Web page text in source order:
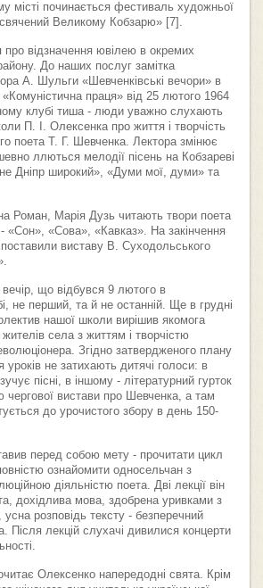
місті починається фестиваль художньої
Великому Кобзарю» [7].
відзначення ювілею в окремих
До наших послуг замітка
А. Шульги «Шевченківські вечори» в
«Комуністична праця» від 25 лютого 1964
клубі тиша - люди уважно слухають
П. І. Олексенка про життя і творчість
поета Т. Г. Шевченка. Лектора змінює
ллються мелодії пісень на Кобзареві
Дніпр широкий», «Думи мої, думи» та
Роман, Марія Дузь читають твори поета
- «Сон», «Сова», «Кавказ». На закінчення
виставу В. Суходольського
що відбувся 9 лютого в
не перший, та й не останній. Ще в грудні
нашої школи вирішив якомога
села з життям і творчістю
Згідно затвердженого плану
не затихають дитячі голоси: в
пісні, в іншому - літературний гурток
чергової вистави про Шевченка, а там
до урочистого збору в день 150-
перед собою мету - прочитати цикл
ознайомити односельчан з
діяльністю поета. Дві лекції він
дохідлива мова, здобрена уривками з
усна розповідь тексту - безперечний
Після лекцій слухачі дивилися концерти
Олексенко напередодні свята. Крім